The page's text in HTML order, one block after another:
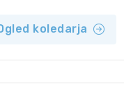
koledarja